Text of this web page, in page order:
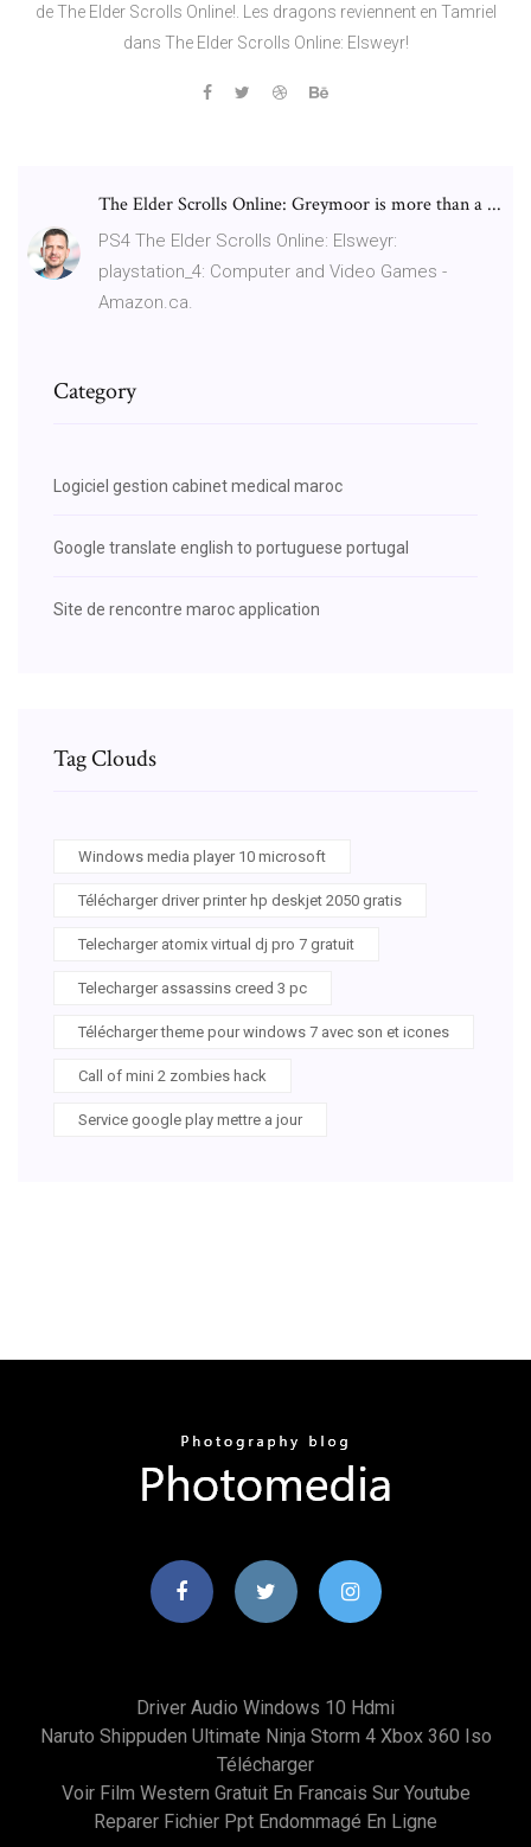
de The Elder Scrolls Online!. Les dragons reviennent en Tamriel
dans The Elder Scrolls Online: Elsweyr!
The Elder Scrolls Online: Greymoor is more than a ...
PS4 The Elder Scrolls Online: Elsweyr:
playstation_4: Computer and Video Games -
Amazon.ca.
Category
Logiciel gestion cabinet medical maroc
Google translate english to portuguese portugal
Site de rencontre maroc application
Tag Clouds
Windows media player 10 microsoft
Télécharger driver printer hp deskjet 2050 gratis
Telecharger atomix virtual dj pro 7 gratuit
Telecharger assassins creed 3 pc
Télécharger theme pour windows 7 avec son et icones
Call of mini 2 zombies hack
Service google play mettre a jour
Driver Audio Windows 10 Hdmi
Naruto Shippuden Ultimate Ninja Storm 4 Xbox 360 Iso
Télécharger
Voir Film Western Gratuit En Francais Sur Youtube
Reparer Fichier Ppt Endommagé En Ligne